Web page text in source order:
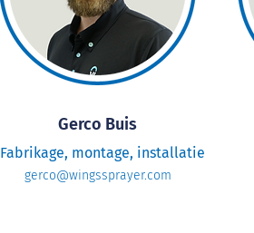
Gerco Buis
Fabrikage, montage, installatie
gerco@wingssprayer.com